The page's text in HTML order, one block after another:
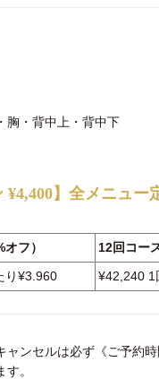
胸・背中上・背中下
¥4,400】全メニュ
フ）
12回コー
り¥3.960
¥42,240 1
ャンセルは必ず《ご予約時
。